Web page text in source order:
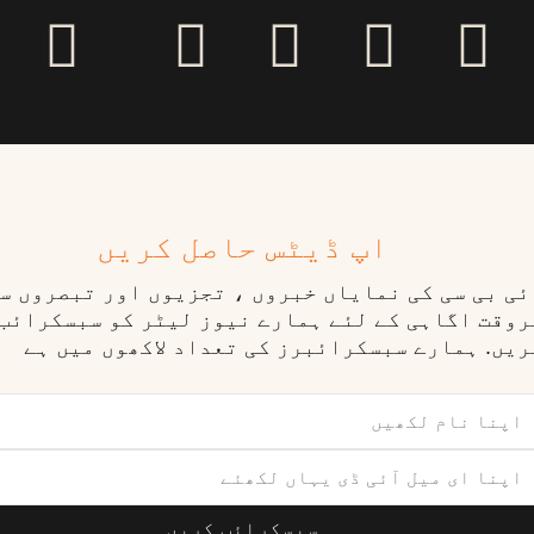
اپ ڈیٹس حاصل کریں
بی سی کی نمایاں خبروں ، تجزیوں اور تبصروں
اگاہی کے لئے ہمارے نیوز لیٹر کو
ہمارے سبسکرائبرز کی تعداد لاکھوں میں ہے
سبسکرائب کریں